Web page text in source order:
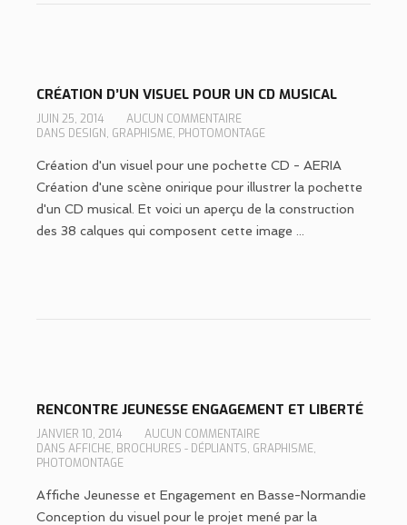
CRÉATION D’UN VISUEL POUR UN CD MUSICAL
JUIN 25, 2014
AUCUN COMMENTAIRE
DANS DESIGN, GRAPHISME, PHOTOMONTAGE
Création d'un visuel pour une pochette CD - AERIA
Création d'une scène onirique pour illustrer la pochette
d'un CD musical. Et voici un aperçu de la construction
des 38 calques qui composent cette image ...
RENCONTRE JEUNESSE ENGAGEMENT ET LIBERTÉ
JANVIER 10, 2014
AUCUN COMMENTAIRE
DANS AFFICHE, BROCHURES - DÉPLIANTS, GRAPHISME,
PHOTOMONTAGE
Affiche Jeunesse et Engagement en Basse-Normandie
Conception du visuel pour le projet mené par la